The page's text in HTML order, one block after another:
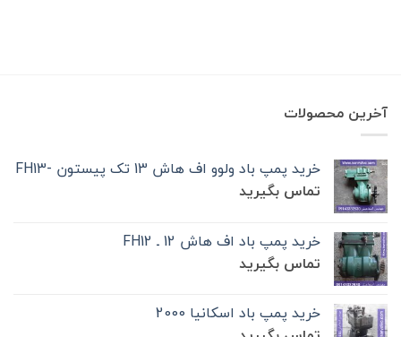
آخرین محصولات
خرید پمپ باد ولوو اف هاش 13 تک‌ پیستون -FH13
تماس بگیرید
خرید پمپ باد اف هاش 12 ـ FH12
تماس بگیرید
خرید پمپ باد اسکانیا 2000